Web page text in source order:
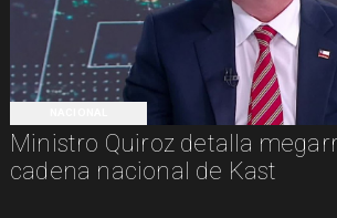
Ministro Quiroz detalla
cadena nacional de Kast